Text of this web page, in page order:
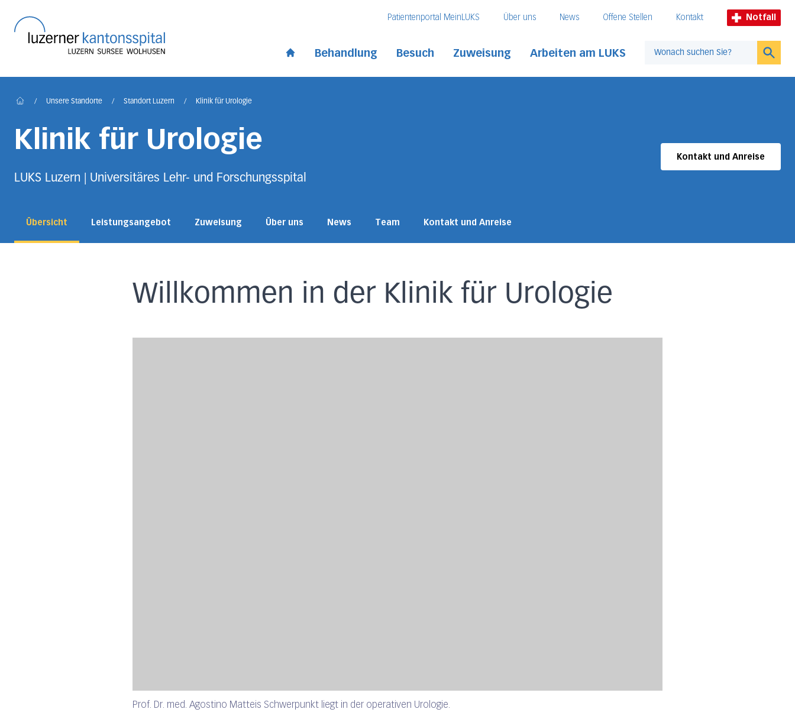
Patientenportal MeinLUKS Über uns News Offene Stellen Kontakt Notfall
Behandlung Besuch Zuweisung Arbeiten am LUKS
/ Unsere Standorte / Standort Luzern / Klinik für Urologie
Klinik für Urologie
LUKS Luzern | Universitäres Lehr- und Forschungsspital
Kontakt und Anreise
Übersicht Leistungsangebot Zuweisung Über uns News Team Kontakt und Anreise
Willkommen in der Klinik für Urologie
Prof. Dr. med. Agostino Matteis Schwerpunkt liegt in der operativen Urologie.